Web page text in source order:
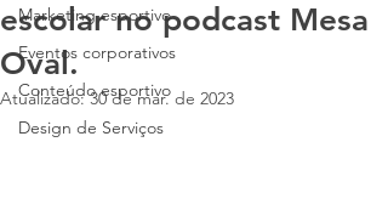
Marketing esportivo
Eventos corporativos
Conteúdo esportivo
Design de Serviços
escolar no podcast Mesa
Oval.
Atualizado:30 de mar. de 2023